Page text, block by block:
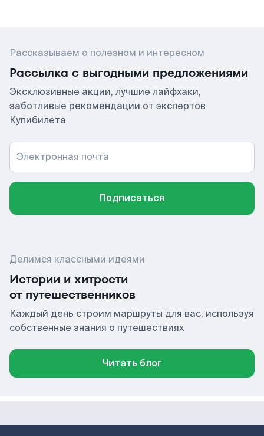
Рассказываем о полезном и интересном
Рассылка с выгодными предложениями
Эксклюзивные акции, лучшие лайфхаки,
заботливые рекомендации от экспертов
Купибилета
Электронная почта
Подписаться
Делимся классными идеями
Истории и хитрости
от путешественников
Каждый день строим маршруты для вас, используя
собственные знания о путешествиях
Читать блог